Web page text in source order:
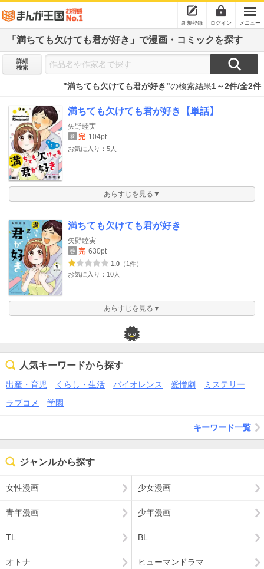
新規登録 ログイン メニュー
「満ちても欠けても君が好き」で漫画・コミックを探す
詳細
検索
"満ちても欠けても君が好き"の検索結果1～2件/全2件
満ちても欠けても君が好き【単話】
矢野睦実
巻 完 104pt
お気に入り：5人
あらすじを見る▼
満ちても欠けても君が好き
矢野睦実
巻 完 630pt
1.0 （1件）
お気に入り：10人
あらすじを見る▼
人気キーワードから探す
出産・育児 くらし・生活 バイオレンス 愛憎劇
ミステリー
ラブコメ
学園
キーワード一覧
ジャンルから探す
女性漫画 少女漫画
青年漫画 少年漫画
TL BL
オトナ ヒューマンドラマ